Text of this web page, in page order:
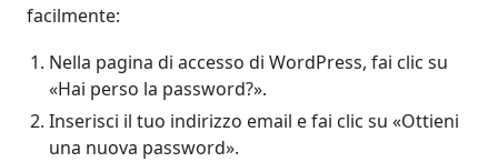
facilmente:
Nella pagina di accesso di WordPress, fai clic su
«Hai perso la password?».
Inserisci il tuo indirizzo email e fai clic su «Ottieni
una nuova password».